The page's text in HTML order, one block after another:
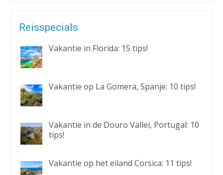
Reisspecials
Vakantie in Florida: 15 tips!
Vakantie op La Gomera, Spanje: 10 tips!
Vakantie in de Douro Vallei, Portugal: 10
tips!
Vakantie op het eiland Corsica: 11 tips!